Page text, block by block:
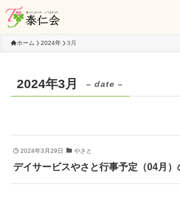
ホーム 2024年 3月
2024年3月 – date –
2024年3月29日 やさと
デイサービスやさと行事予定（04月）